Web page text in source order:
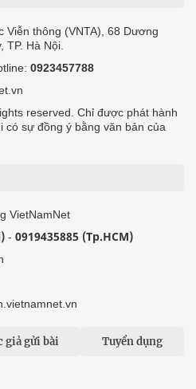
Viễn thông (VNTA), 68 Dương
Hà Nội.
0923457788
reserved. Chỉ được phát hành
có sự đồng ý bằng văn bản của
VietNamNet
- 0919435885 (Tp.HCM)
giả gửi bài Tuyển dụng